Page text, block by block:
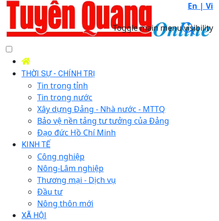
En | Vi
Toggle main menu visibility
THỜI SỰ - CHÍNH TRỊ
Tin trong tỉnh
Tin trong nước
Xây dựng Đảng - Nhà nước - MTTQ
Bảo vệ nền tảng tư tưởng của Đảng
Đạo đức Hồ Chí Minh
KINH TẾ
Công nghiệp
Nông-Lâm nghiệp
Thương mại - Dịch vụ
Đầu tư
Nông thôn mới
XÃ HỘI